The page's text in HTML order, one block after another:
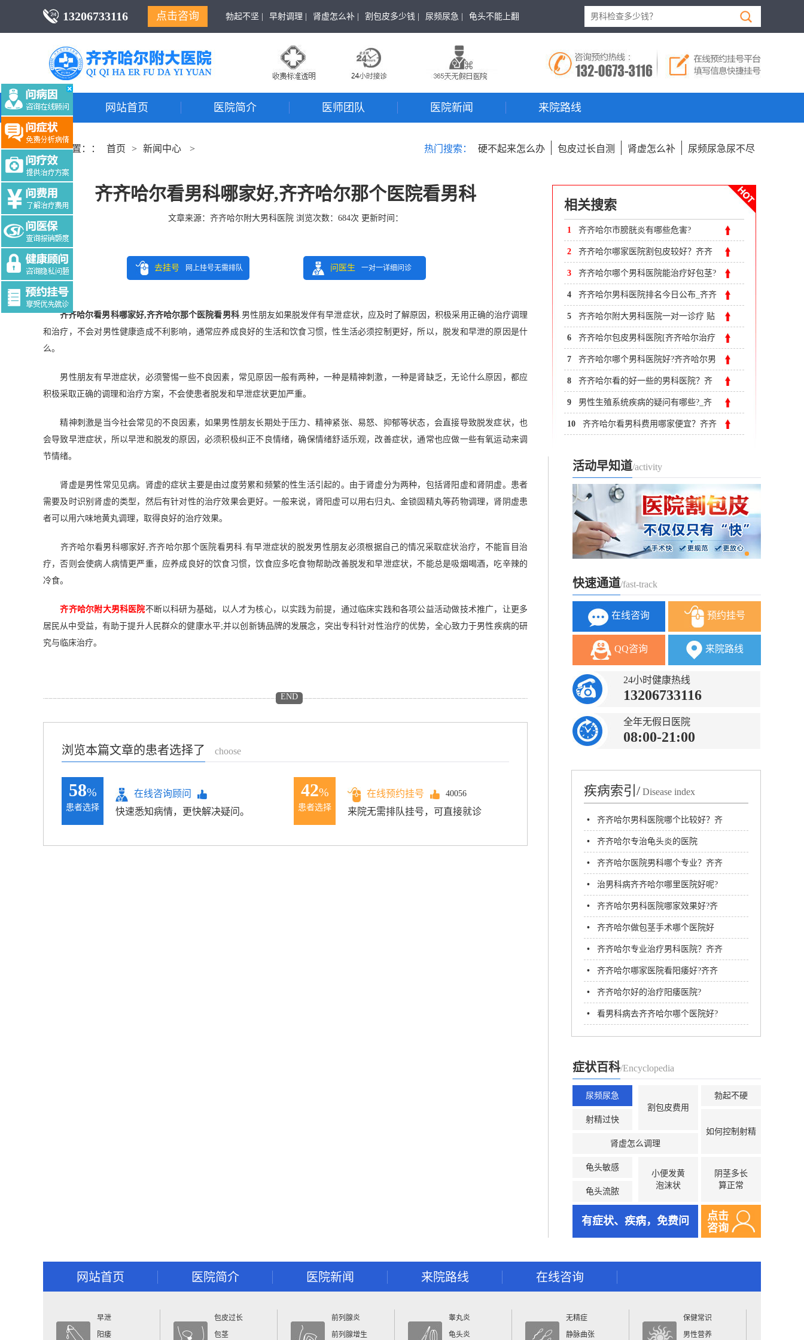
13206733116 点击咨询 勃起不坚 | 早射调理 | 肾虚怎么补 | 割包皮多少钱 | 尿频尿急 | 龟头不能上翻
网站首页 医院简介 医师团队 医院新闻 来院路线
当前位置：： 首页 > 新闻中心 > 热门搜索： 硬不起来怎么办 包皮过长自测 肾虚怎么补 尿频尿急尿不尽
齐齐哈尔看男科哪家好,齐齐哈尔那个医院看男科
文章来源： 齐齐哈尔附大男科医院浏览次数： 684次 更新时间：
去挂号 网上挂号无需排队 问医生 一对一详细问诊
Tag:$tag
齐齐哈尔看男科哪家好,齐齐哈尔那个医院看男科.男性朋友如果脱发伴有早泄症状，应及时了解原因，积极采用正确的治疗调理
和治疗，不会对男性健康造成不利影响，通常应养成良好的生活和饮食习惯，性生活必须控制更好，所以，脱发和早泄的原因是什
么。
男性朋友有早泄症状，必须警惕一些不良因素，常见原因一般有两种，一种是精神刺激，一种是肾缺乏，无论什么原因，都应
积极采取正确的调理和治疗方案，不会使患者脱发和早泄症状更加严重。
精神刺激是当今社会常见的不良因素，如果男性朋友长期处于压力、精神紧张、易怒、抑郁等状态，会直接导致脱发症状，也
会导致早泄症状，所以早泄和脱发的原因，必须积极纠正不良情绪，确保情绪舒适乐观，改善症状，通常也应做一些有氧运动来调
节情绪。
肾虚是男性常见见病。肾虚的症状主要是由过度劳累和频繁的性生活引起的。由于肾虚分为两种，包括肾阳虚和肾阴虚。患者
需要及时识别肾虚的类型，然后有针对性的治疗效果会更好。一般来说，肾阳虚可以用右归丸、金锁固精丸等药物调理，肾阴虚患
者可以用六味地黄丸调理，取得良好的治疗效果。
齐齐哈尔看男科哪家好,齐齐哈尔那个医院看男科.有早泄症状的脱发男性朋友必须根据自己的情况采取症状治疗，不能盲目治
疗，否则会使病人病情更严重，应养成良好的饮食习惯，饮食应多吃食物帮助改善脱发和早泄症状，不能总是吸烟喝酒，吃辛辣的
冷食。
齐齐哈尔附大男科医院不断以科研为基础，以人才为核心，以实践为前提，通过临床实践和各项公益活动做技术推广，让更多
居民从中受益，有助于提升人民群众的健康水平;并以创新铸品牌的发展念，突出专科针对性治疗的优势，全心致力于男性疾病的研
究与临床治疗。
END
浏览本篇文章的患者选择了 choose
58%
患者选择
在线咨询顾问
快速悉知病情，更快解决疑问。
42%
患者选择
在线预约挂号 40056
来院无需排队挂号，可直接就诊
相关搜索
1 齐齐哈尔市膀胱炎有哪些危害?
2 齐齐哈尔哪家医院割包皮较好？齐齐
哈尔附大男科医院
3 齐齐哈尔哪个男科医院能治疗好包茎?
4 齐齐哈尔男科医院排名今日公布_齐齐
哈尔男科医院治早泄口碑？
5 齐齐哈尔附大男科医院一对一诊疗 贴
心服务专心专注
6 齐齐哈尔包皮男科医院[齐齐哈尔治疗
包皮手术费用多少
7 齐齐哈尔哪个男科医院好?齐齐哈尔男
科比较好的医院
8 齐齐哈尔看的好一些的男科医院？齐
齐哈尔附大男科医院
9 男性生殖系统疾病的疑问有哪些?_齐
齐哈尔附大男科医院
10 齐齐哈尔看男科费用哪家便宜？齐齐
活动早知道/activity
快速通道/fast-track
在线咨询 预约挂号
QQ咨询 来院路线
24小时健康热线
13206733116
全年无假日医院
08:00-21:00
疾病索引/ Disease index
• 齐齐哈尔男科医院哪个比较好？齐
齐哈尔男科医院
• 齐齐哈尔专治龟头炎的医院
• 齐齐哈尔医院男科哪个专业？齐齐
哈尔附大男科医院
• 治男科病齐齐哈尔哪里医院好呢?
• 齐齐哈尔男科医院哪家效果好?齐
齐哈尔附大男科医院正规吗
• 齐齐哈尔做包茎手术哪个医院好
[2022寒假割包皮价格表]
• 齐齐哈尔专业治疗男科医院？齐齐
哈尔附大男科医院
• 齐齐哈尔哪家医院看阳痿好?齐齐
哈尔附大男科医院
• 齐齐哈尔好的治疗阳痿医院?
• 看男科病去齐齐哈尔哪个医院好?
症状百科/Encyclopedia
尿频尿急
割包皮费用
射精过快
肾虚怎么调理
龟头敏感
小便发黄
泡沫状
龟头流脓
勃起不硬
如何控制射精
阴茎多长
算正常
有症状、疾病，免费问
点击
咨询
网站首页 医院简介 医院新闻 来院路线 在线咨询
早泄
阳痿
包皮过长
包茎
前列腺炎
前列腺增生
睾丸炎
龟头炎
无精症
静脉曲张
保健常识
男性营养